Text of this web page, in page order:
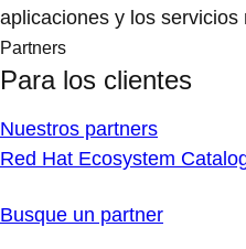
aplicaciones y los servicios
Partners
Para los clientes
Nuestros partners
Red Hat Ecosystem
Busque un partner